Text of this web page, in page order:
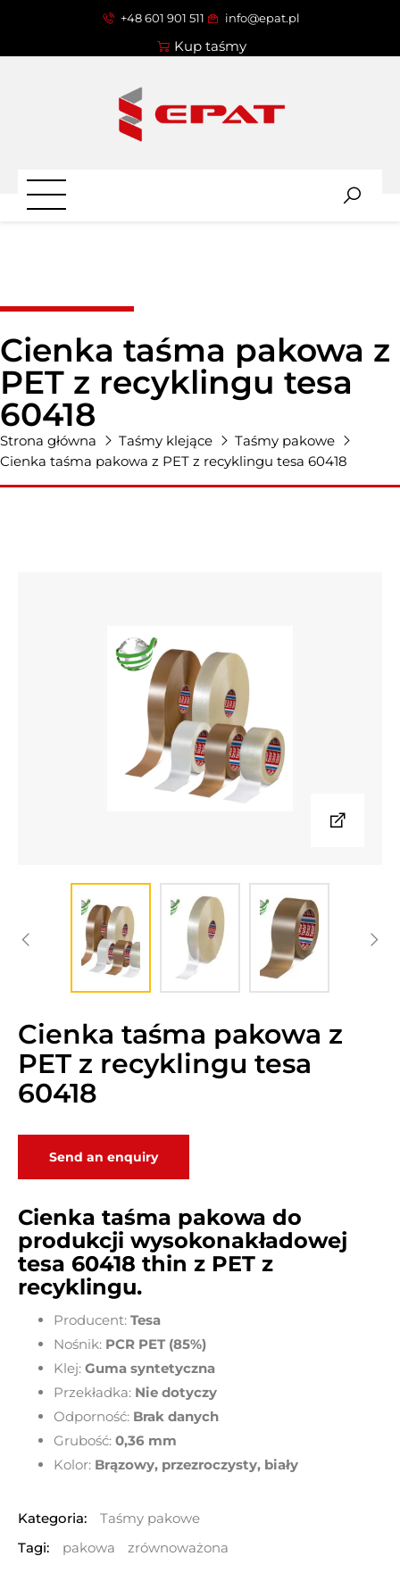
+48 601 901 511 info@epat.pl
Kup taśmy
Cienka taśma pakowa z
PET z recyklingu tesa
60418
Strona główna Taśmy klejące
Taśmy pakowe
Cienka taśma pakowa z PET z recyklingu tesa 60418
Cienka taśma pakowa z
PET z recyklingu tesa
60418
Send an enquiry
Cienka taśma pakowa do
produkcji wysokonakładowej
tesa 60418 thin z PET z
recyklingu.
Producent: Tesa
Nośnik: PCR PET (85%)
Klej: Guma syntetyczna
Przekładka: Nie dotyczy
Odporność: Brak danych
Grubość: 0,36 mm
Kolor: Brązowy, przezroczysty, biały
Kategoria:
Taśmy pakowe
Tagi:
pakowa zrównoważona